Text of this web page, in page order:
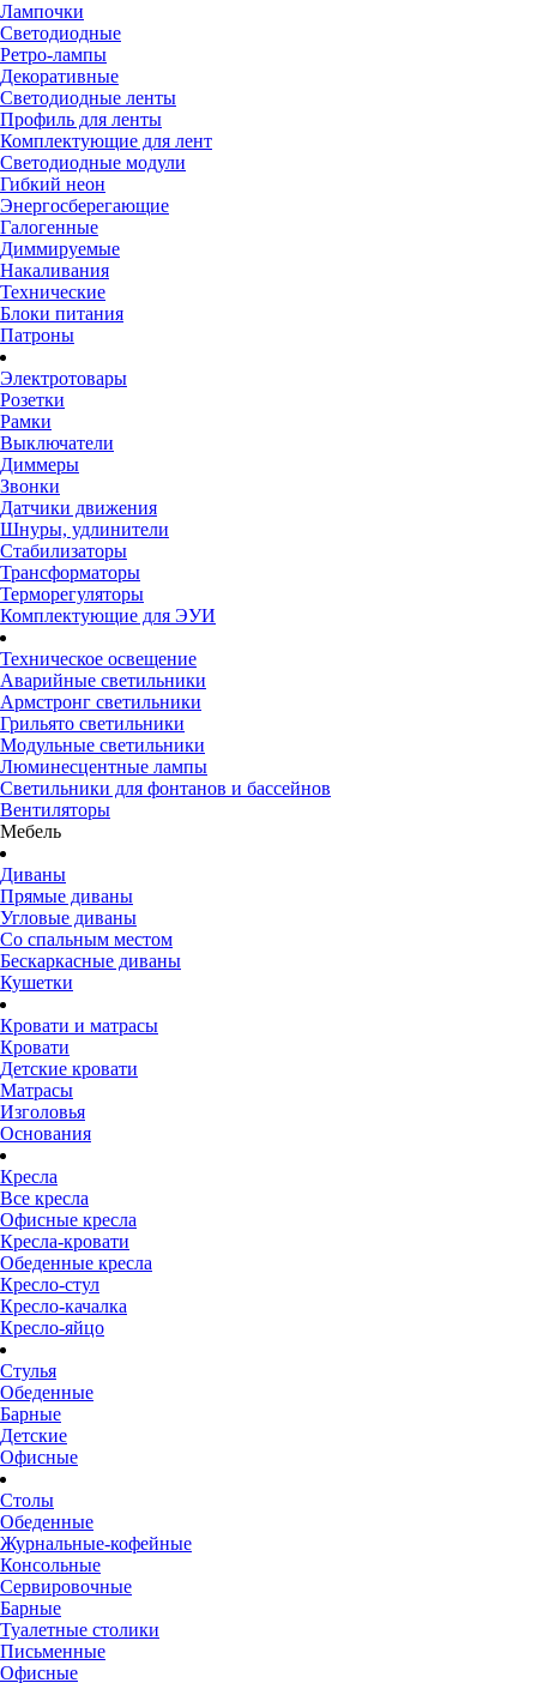
Лампочки
Светодиодные
Ретро-лампы
Декоративные
Светодиодные ленты
Профиль для ленты
Комплектующие для лент
Светодиодные модули
Гибкий неон
Энергосберегающие
Галогенные
Диммируемые
Накаливания
Технические
Блоки питания
Патроны
Электротовары
Розетки
Рамки
Выключатели
Диммеры
Звонки
Датчики движения
Шнуры, удлинители
Стабилизаторы
Трансформаторы
Терморегуляторы
Комплектующие для ЭУИ
Техническое освещение
Аварийные светильники
Армстронг светильники
Грильято светильники
Модульные светильники
Люминесцентные лампы
Светильники для фонтанов и бассейнов
Вентиляторы
Мебель
Диваны
Прямые диваны
Угловые диваны
Со спальным местом
Бескаркасные диваны
Кушетки
Кровати и матрасы
Кровати
Детские кровати
Матрасы
Изголовья
Основания
Кресла
Все кресла
Офисные кресла
Кресла-кровати
Обеденные кресла
Кресло-стул
Кресло-качалка
Кресло-яйцо
Стулья
Обеденные
Барные
Детские
Офисные
Столы
Обеденные
Журнальные-кофейные
Консольные
Сервировочные
Барные
Туалетные столики
Письменные
Офисные